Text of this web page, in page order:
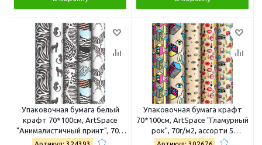
Упаковочная бумага белый
крафт 70*100см, ArtSpace
"Анималистичный принт", 70г/
м2, ассорти 5 дизайнов
Упаковочная бумага крафт
70*100см, ArtSpace "Гламурный
рок", 70г/м2, ассорти 5
дизайнов ПБК100м_32883